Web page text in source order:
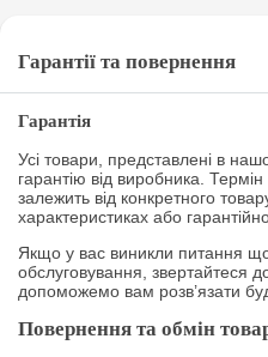
Гарантії та повернення
Гарантія
Усі товари, представлені в
гарантію від виробника.
залежить від конкретного
характеристиках або
Якщо у вас виникли питання
обслуговування, звертайтеся
допоможемо вам розв’язати
Повернення та обмін